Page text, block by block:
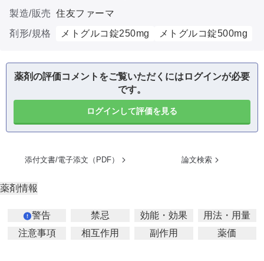
製造/販売 住友ファーマ
剤形/規格
メトグルコ錠250mg メトグルコ錠500mg
薬剤の評価コメントをご覧いただくにはログインが必要
です。
ログインして評価を見る
添付文書/電子添文（PDF） 論文検索
薬剤情報
警告 禁忌 効能・効果
用法・用量
注意事項
相互作用 副作用 薬価